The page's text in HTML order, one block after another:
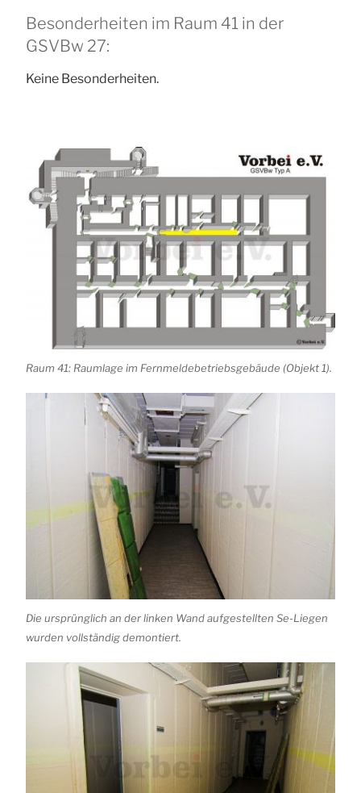
Besonderheiten im Raum 41 in der
GSVBw 27:
Keine Besonderheiten.
Raum 41: Raumlage im Fernmeldebetriebsgebäude (Objekt 1).
Die ursprünglich an der linken Wand aufgestellten Se-Liegen
wurden vollständig demontiert.